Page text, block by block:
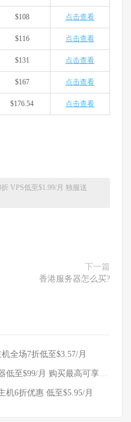
$108 点击查看
$116 点击查看
$131 点击查看
$167 点击查看
$176.54 点击查看
VPS低至$1.99/月 独服送
下一篇
香港服务器怎么买?
全场7折低至$3.57/月
至$99/月 购买最高可享256IP
机6折优惠 低至$5.95/月